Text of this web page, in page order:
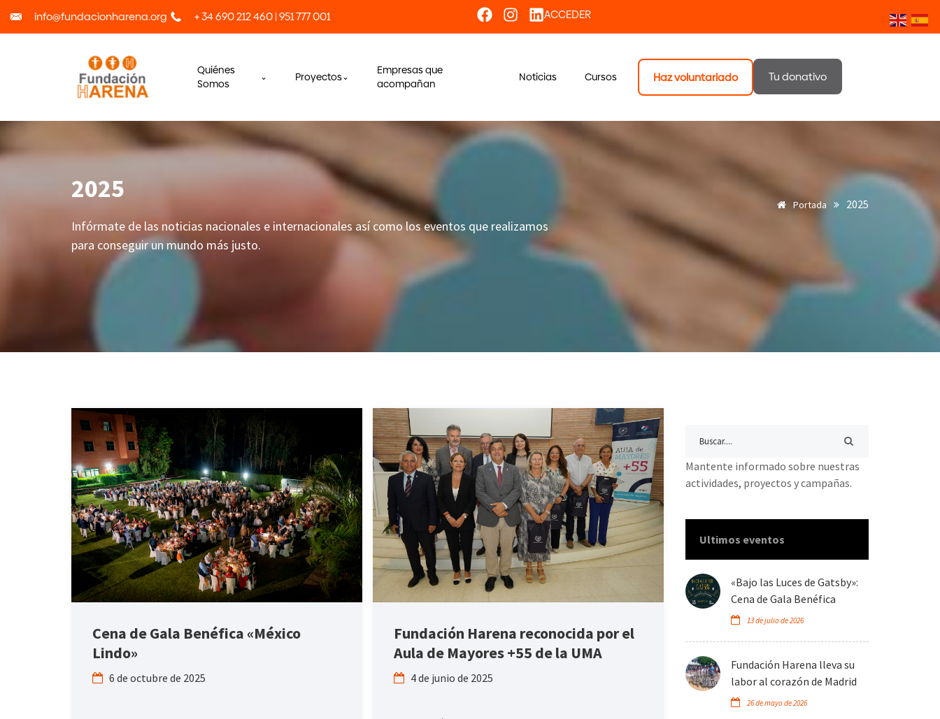
info@fundacionharena.org + 34 690 212 460 | 951 777 001 ACCEDER
Quiénes
Somos
Proyectos
Empresas que
acompañan
Noticias Cursos Haz voluntariado Tu donativo
2025
Infórmate de las noticias nacionales e internacionales así como los eventos que realizamos
para conseguir un mundo más justo.
Portada 2025
Cena de Gala Benéfica «México
Lindo»
6 de octubre de 2025
Fundación Harena reconocida por el
Aula de Mayores +55 de la UMA
4 de junio de 2025
Mantente informado sobre nuestras
actividades, proyectos y campañas.
Ultimos eventos
«Bajo las Luces de Gatsby»:
Cena de Gala Benéfica
13 de julio de 2026
Fundación Harena lleva su
labor al corazón de Madrid
26 de mayo de 2026